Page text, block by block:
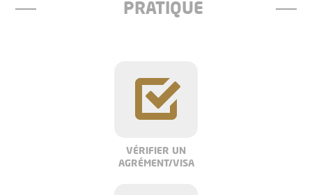
PRATIQUE
VÉRIFIER UN
AGRÉMENT/VISA